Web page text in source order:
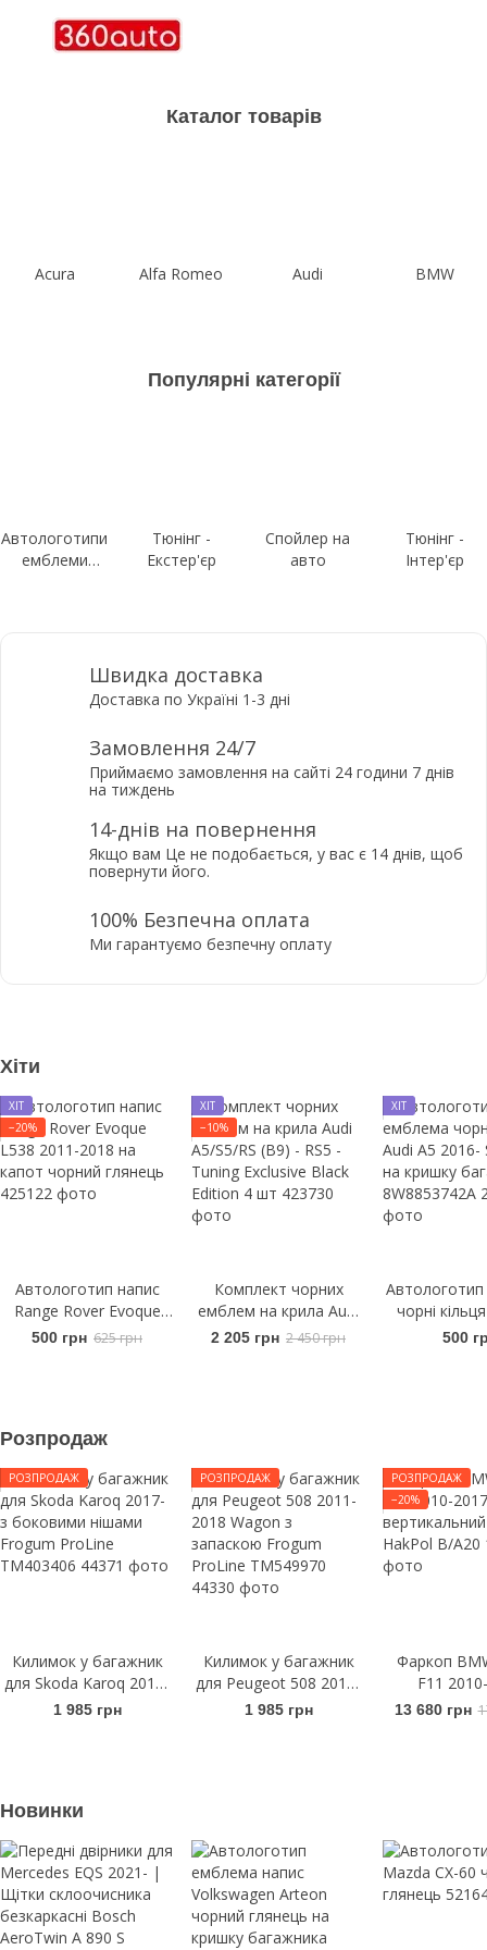
Каталог товарів
Acura Alfa Romeo Audi BMW
Популярні категорії
Автологотипи
емблеми
Тюнінг -
Екстер'єр
Спойлер на
авто
Тюнінг -
Інтер'єр
Швидка доставка
Доставка по Україні 1-3 дні
Замовлення 24/7
Приймаємо замовлення на сайті 24 години 7 днів
на тиждень
14-днів на повернення
Якщо вам Це не подобається, у вас є 14 днів, щоб
повернути його.
100% Безпечна оплата
Ми гарантуємо безпечну оплату
Хіти
ХІТ
−20%
Автологотип напис
Range Rover Evoque
L538 2011-2018 на
500 грн 625 грн
ХІТ
−10%
Комплект чорних
емблем на крила Audi
A5/S5/RS (B9) - RS5 -
2 205 грн 2 450 грн
ХІТ
чорні
2016-500
Розпродаж
РОЗПРОДАЖ
Килимок у багажник
для Skoda Karoq 2017-
з боковими нішами
1 985 грн
РОЗПРОДАЖ
Килимок у багажник
для Peugeot 508 2011-
2018 Wagon з
1 985 грн
РОЗПРОДАЖ
−20%
Фаркоп
F11
13 680 грн
Новинки